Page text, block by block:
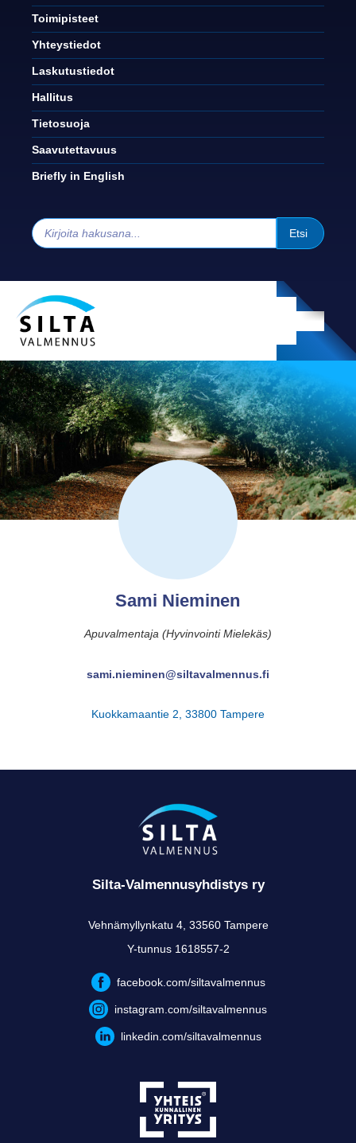
Toimipisteet
Yhteystiedot
Laskutustiedot
Hallitus
Tietosuoja
Saavutettavuus
Briefly in English
Sami Nieminen
Apuvalmentaja (Hyvinvointi Mielekäs)
sami.nieminen@siltavalmennus.fi
Kuokkamaantie 2, 33800 Tampere
Silta-Valmennusyhdistys ry
Vehnämyllynkatu 4, 33560 Tampere
Y-tunnus 1618557-2
facebook.com/siltavalmennus
instagram.com/siltavalmennus
linkedin.com/siltavalmennus